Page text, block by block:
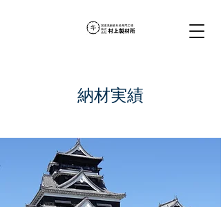
​​納材実績